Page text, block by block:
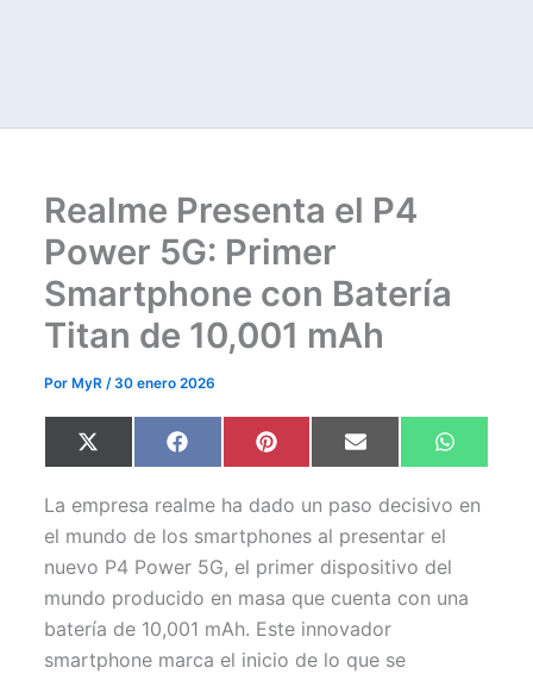
Realme Presenta el P4
Power 5G: Primer
Smartphone con Batería
Titan de 10,001 mAh
Por MyR/30 enero 2026
Compartir
en
X
(
w
i
t
t
e
)
Compartir
en
F
a
e
b
o
o
k
Compartir
en
P
i
t
e
r
e
s
Compartir
en
E
m
i
l
en
W
h
s
La empresa realme ha dado un paso decisivo en
el mundo de los smartphones al presentar el
nuevo P4 Power 5G, el primer dispositivo del
mundo producido en masa que cuenta con una
batería de 10,001 mAh. Este innovador
smartphone marca el inicio de lo que se